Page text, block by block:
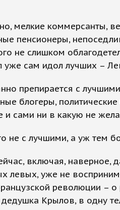
мелкие коммерсанты,
пенсионеры,
не слишком
уже сам идол лучших –
препирается с
блогеры,
сами ни в какую не
не с лучшими, а уж тем
включая, наверное,
левых, уже не
революции – о
дедушка Крылов, в одну